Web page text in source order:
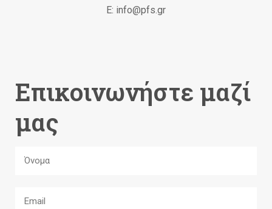
Ε: info@pfs.gr
Επικοινωνήστε μαζί
μας